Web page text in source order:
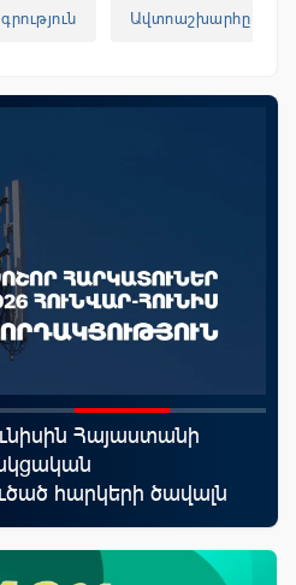
Ավտոաշխարհը
Հայաստանի
հարկերի ծավալն